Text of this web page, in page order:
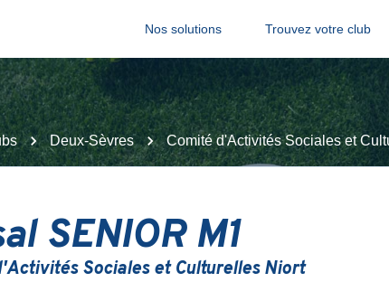
Nos solutions Trouvez votre club
Deux-Sèvres Comité d'Activités Sociales et
SENIOR M1
Sociales et Culturelles Niort